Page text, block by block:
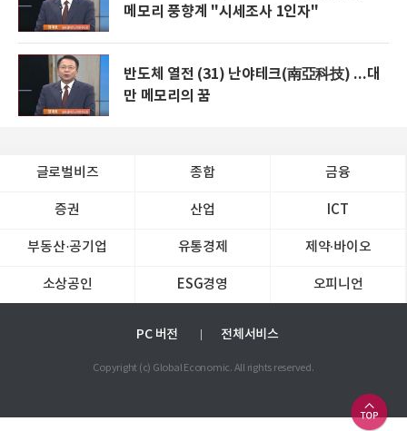
메모리 풍향계 "시세조사 1인자"
반도체 열전 (31) 난야테크(南亞科技) ...대
만 메모리의 꿈
글로벌비즈 종합 금융
증권 산업 ICT
부동산·공기업 유통경제 제약∙바이오
소상공인 ESG경영 오피니언
PC 버전 전체서비스
Copyright (c) Global Economic. All rights reserved.